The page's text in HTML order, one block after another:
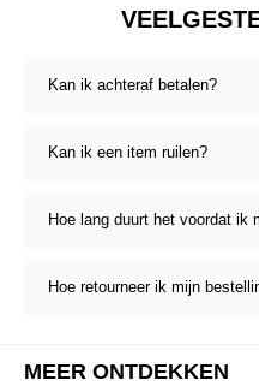
Kan ik achteraf betalen?
Kan ik een item ruilen?
Hoe lang duurt het voordat ik
Hoe retourneer ik mijn
MEER ONTDEKKEN